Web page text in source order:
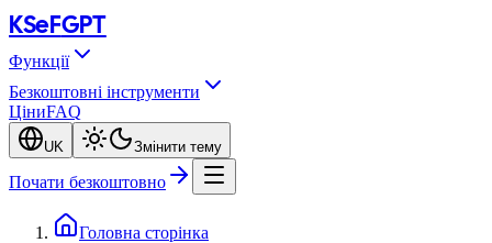
KSeFGPT
Функції
Безкоштовні інструменти
ЦіниFAQ
UK Змінити тему
Почати безкоштовно
Головна сторінка